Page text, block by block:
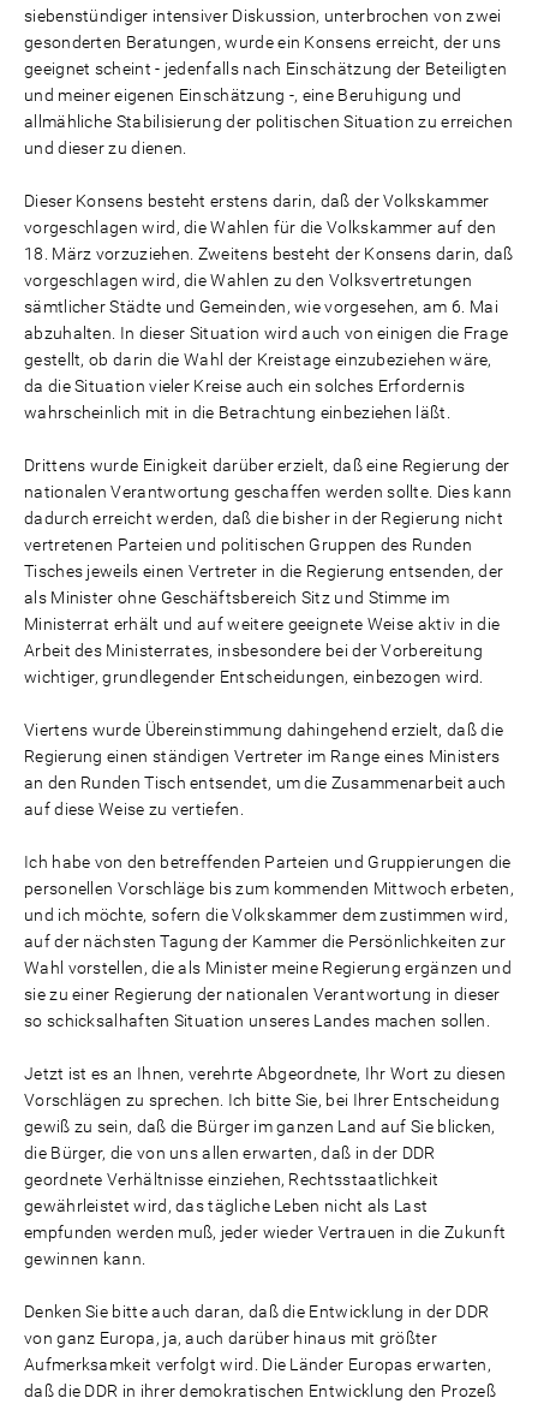
siebenstündiger intensiver Diskussion, unterbrochen von zwei
gesonderten Beratungen, wurde ein Konsens erreicht, der uns
geeignet scheint - jedenfalls nach Einschätzung der Beteiligten
und meiner eigenen Einschätzung -, eine Beruhigung und
allmähliche Stabilisierung der politischen Situation zu erreichen
und dieser zu dienen.
Dieser Konsens besteht erstens darin, daß der Volkskammer
vorgeschlagen wird, die Wahlen für die Volkskammer auf den
18. März vorzuziehen. Zweitens besteht der Konsens darin, daß
vorgeschlagen wird, die Wahlen zu den Volksvertretungen
sämtlicher Städte und Gemeinden, wie vorgesehen, am 6. Mai
abzuhalten. In dieser Situation wird auch von einigen die Frage
gestellt, ob darin die Wahl der Kreistage einzubeziehen wäre,
da die Situation vieler Kreise auch ein solches Erfordernis
wahrscheinlich mit in die Betrachtung einbeziehen läßt.
Drittens wurde Einigkeit darüber erzielt, daß eine Regierung der
nationalen Verantwortung geschaffen werden sollte. Dies kann
dadurch erreicht werden, daß die bisher in der Regierung nicht
vertretenen Parteien und politischen Gruppen des Runden
Tisches jeweils einen Vertreter in die Regierung entsenden, der
als Minister ohne Geschäftsbereich Sitz und Stimme im
Ministerrat erhält und auf weitere geeignete Weise aktiv in die
Arbeit des Ministerrates, insbesondere bei der Vorbereitung
wichtiger, grundlegender Entscheidungen, einbezogen wird.
Viertens wurde Übereinstimmung dahingehend erzielt, daß die
Regierung einen ständigen Vertreter im Range eines Ministers
an den Runden Tisch entsendet, um die Zusammenarbeit auch
auf diese Weise zu vertiefen.
Ich habe von den betreffenden Parteien und Gruppierungen die
personellen Vorschläge bis zum kommenden Mittwoch erbeten,
und ich möchte, sofern die Volkskammer dem zustimmen wird,
auf der nächsten Tagung der Kammer die Persönlichkeiten zur
Wahl vorstellen, die als Minister meine Regierung ergänzen und
sie zu einer Regierung der nationalen Verantwortung in dieser
so schicksalhaften Situation unseres Landes machen sollen.
Jetzt ist es an Ihnen, verehrte Abgeordnete, Ihr Wort zu diesen
Vorschlägen zu sprechen. Ich bitte Sie, bei Ihrer Entscheidung
gewiß zu sein, daß die Bürger im ganzen Land auf Sie blicken,
die Bürger, die von uns allen erwarten, daß in der DDR
geordnete Verhältnisse einziehen, Rechtsstaatlichkeit
gewährleistet wird, das tägliche Leben nicht als Last
empfunden werden muß, jeder wieder Vertrauen in die Zukunft
gewinnen kann.
Denken Sie bitte auch daran, daß die Entwicklung in der DDR
von ganz Europa, ja, auch darüber hinaus mit größter
Aufmerksamkeit verfolgt wird. Die Länder Europas erwarten,
daß die DDR in ihrer demokratischen Entwicklung den Prozeß